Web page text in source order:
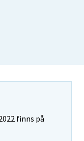
finns på